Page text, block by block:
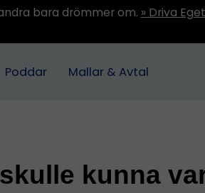
bara drömmer om. » Driva
Poddar Mallar & Avtal
kunna